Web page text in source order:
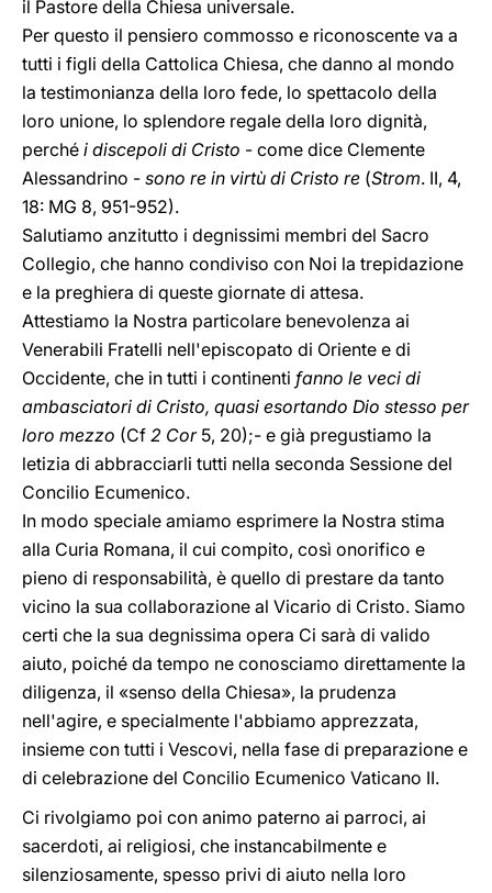
il Pastore della Chiesa universale.
Per questo il pensiero commosso e riconoscente va a
tutti i figli della Cattolica Chiesa, che danno al mondo
la testimonianza della loro fede, lo spettacolo della
loro unione, lo splendore regale della loro dignità,
perché i discepoli di Cristo - come dice Clemente
Alessandrino - sono re in virtù di Cristo re (Strom. II, 4,
18: MG 8, 951-952).
Salutiamo anzitutto i degnissimi membri del Sacro
Collegio, che hanno condiviso con Noi la trepidazione
e la preghiera di queste giornate di attesa.
Attestiamo la Nostra particolare benevolenza ai
Venerabili Fratelli nell'episcopato di Oriente e di
Occidente, che in tutti i continenti fanno le veci di
ambasciatori di Cristo, quasi esortando Dio stesso per
loro mezzo (Cf 2 Cor5, 20);- e già pregustiamo la
letizia di abbracciarli tutti nella seconda Sessione del
Concilio Ecumenico.
In modo speciale amiamo esprimere la Nostra stima
alla Curia Romana, il cui compito, così onorifico e
pieno di responsabilità, è quello di prestare da tanto
vicino la sua collaborazione al Vicario di Cristo. Siamo
certi che la sua degnissima opera Ci sarà di valido
aiuto, poiché da tempo ne conosciamo direttamente la
diligenza, il «senso della Chiesa», la prudenza
nell'agire, e specialmente l'abbiamo apprezzata,
insieme con tutti i Vescovi, nella fase di preparazione e
di celebrazione del Concilio Ecumenico Vaticano II.
Ci rivolgiamo poi con animo paterno ai parroci, ai
sacerdoti, ai religiosi, che instancabilmente e
silenziosamente, spesso privi di aiuto nella loro